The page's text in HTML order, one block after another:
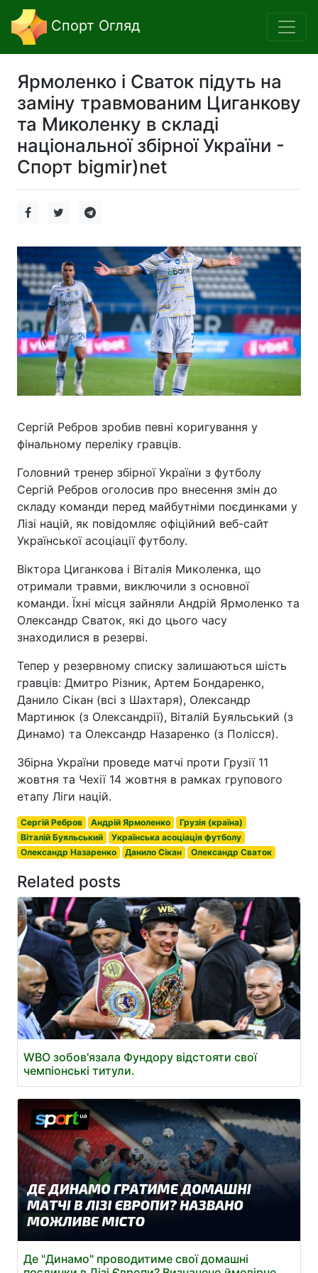
Спорт Огляд
Ярмоленко і Сваток підуть на
заміну травмованим Циганкову
та Миколенку в складі
національної збірної України -
Спорт bigmir)net
Сергій Ребров зробив певні коригування у
фінальному переліку гравців.
Головний тренер збірної України з футболу
Сергій Ребров оголосив про внесення змін до
складу команди перед майбутніми поєдинками у
Лізі націй, як повідомляє офіційний веб-сайт
Української асоціації футболу.
Віктора Циганкова і Віталія Миколенка, що
отримали травми, виключили з основної
команди. Їхні місця зайняли Андрій Ярмоленко та
Олександр Сваток, які до цього часу
знаходилися в резерві.
Тепер у резервному списку залишаються шість
гравців: Дмитро Різник, Артем Бондаренко,
Данило Сікан (всі з Шахтаря), Олександр
Мартинюк (з Олександрії), Віталій Буяльський (з
Динамо) та Олександр Назаренко (з Полісся).
Збірна України проведе матчі проти Грузії 11
жовтня та Чехії 14 жовтня в рамках групового
етапу Ліги націй.
Сергій Ребров Андрій Ярмоленко
Грузія (країна)
Віталій Буяльський
Українська асоціація футболу
Олександр Назаренко
Данило Сікан Олександр Сваток
Related posts
WBO зобов'язала Фундору відстояти свої
чемпіонські титули.
Де "Динамо" проводитиме свої домашні